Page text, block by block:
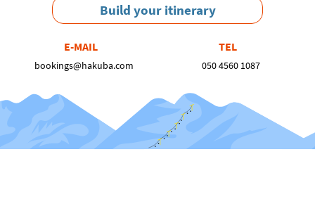
Build your itinerary
E-MAIL
bookings@hakuba.com
TEL
050 4560 1087